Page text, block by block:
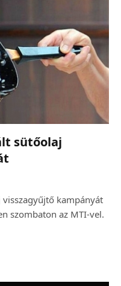
sütőolaj
kampányát
szombaton az MTI-vel.